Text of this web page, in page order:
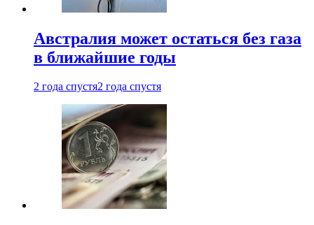
Австралия может остаться без газа
в ближайшие годы
2 года спустя2 года спустя